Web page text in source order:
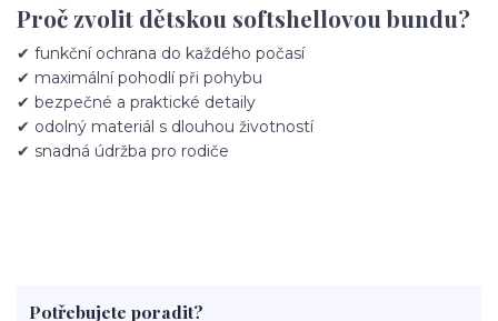
Proč zvolit dětskou softshellovou bundu?
✔ funkční ochrana do každého počasí
✔ maximální pohodlí při pohybu
✔ bezpečné a praktické detaily
✔ odolný materiál s dlouhou životností
✔ snadná údržba pro rodiče
Potřebujete poradit?